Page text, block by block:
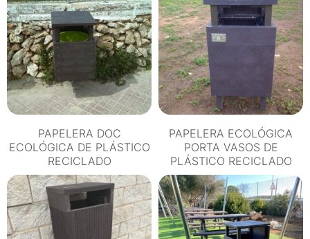
RECICLADO
VASOS
DESECHABLES
cantidad
PAPELERA DOC
ECOLÓGICA DE PLÁSTICO
RECICLADO
PAPELERA ECOLÓGICA
PORTA VASOS DE
PLÁSTICO RECICLADO